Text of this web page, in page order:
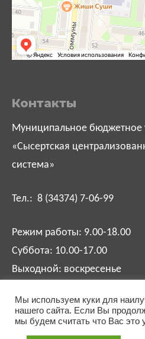
Контакты
Муниципальное бюджетное
«Сысертская
система»
Тел.: 8 (34374) 7-06-99
Режим работы: 9.00-18.00
Суббота: 10.00-17.00
Выходной: воскресенье
biblsysert@mail.ru
Мы используем куки для
нашего сайта. Если Вы
мы будем считать что Вас это